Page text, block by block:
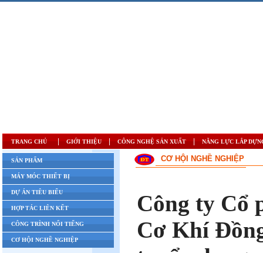
TRANG CHỦ GIỚI THIỆU CÔNG NGHỆ SẢN XUẤT NĂNG LỰC LẮP
SẢN PHẨM
MÁY MÓC THIẾT BỊ
DỰ ÁN TIÊU BIỂU
HỢP TÁC LIÊN KẾT
CÔNG TRÌNH NỔI TIẾNG
CƠ HỘI NGHỀ NGHIỆP
CƠ HỘI NGHỀ NGHIỆP
Công ty Cổ
Cơ Khí